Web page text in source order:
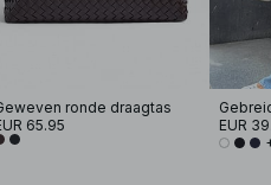
ronde draagtas
65.95
EUR